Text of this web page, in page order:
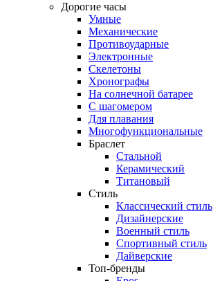
Дорогие часы
Умные
Механические
Противоударные
Электронные
Скелетоны
Хронографы
На солнечной батарее
С шагомером
Для плавания
Многофункциональные
Браслет
Стальной
Керамический
Титановый
Стиль
Классический стиль
Дизайнерские
Военный стиль
Спортивный стиль
Дайверские
Топ-бренды